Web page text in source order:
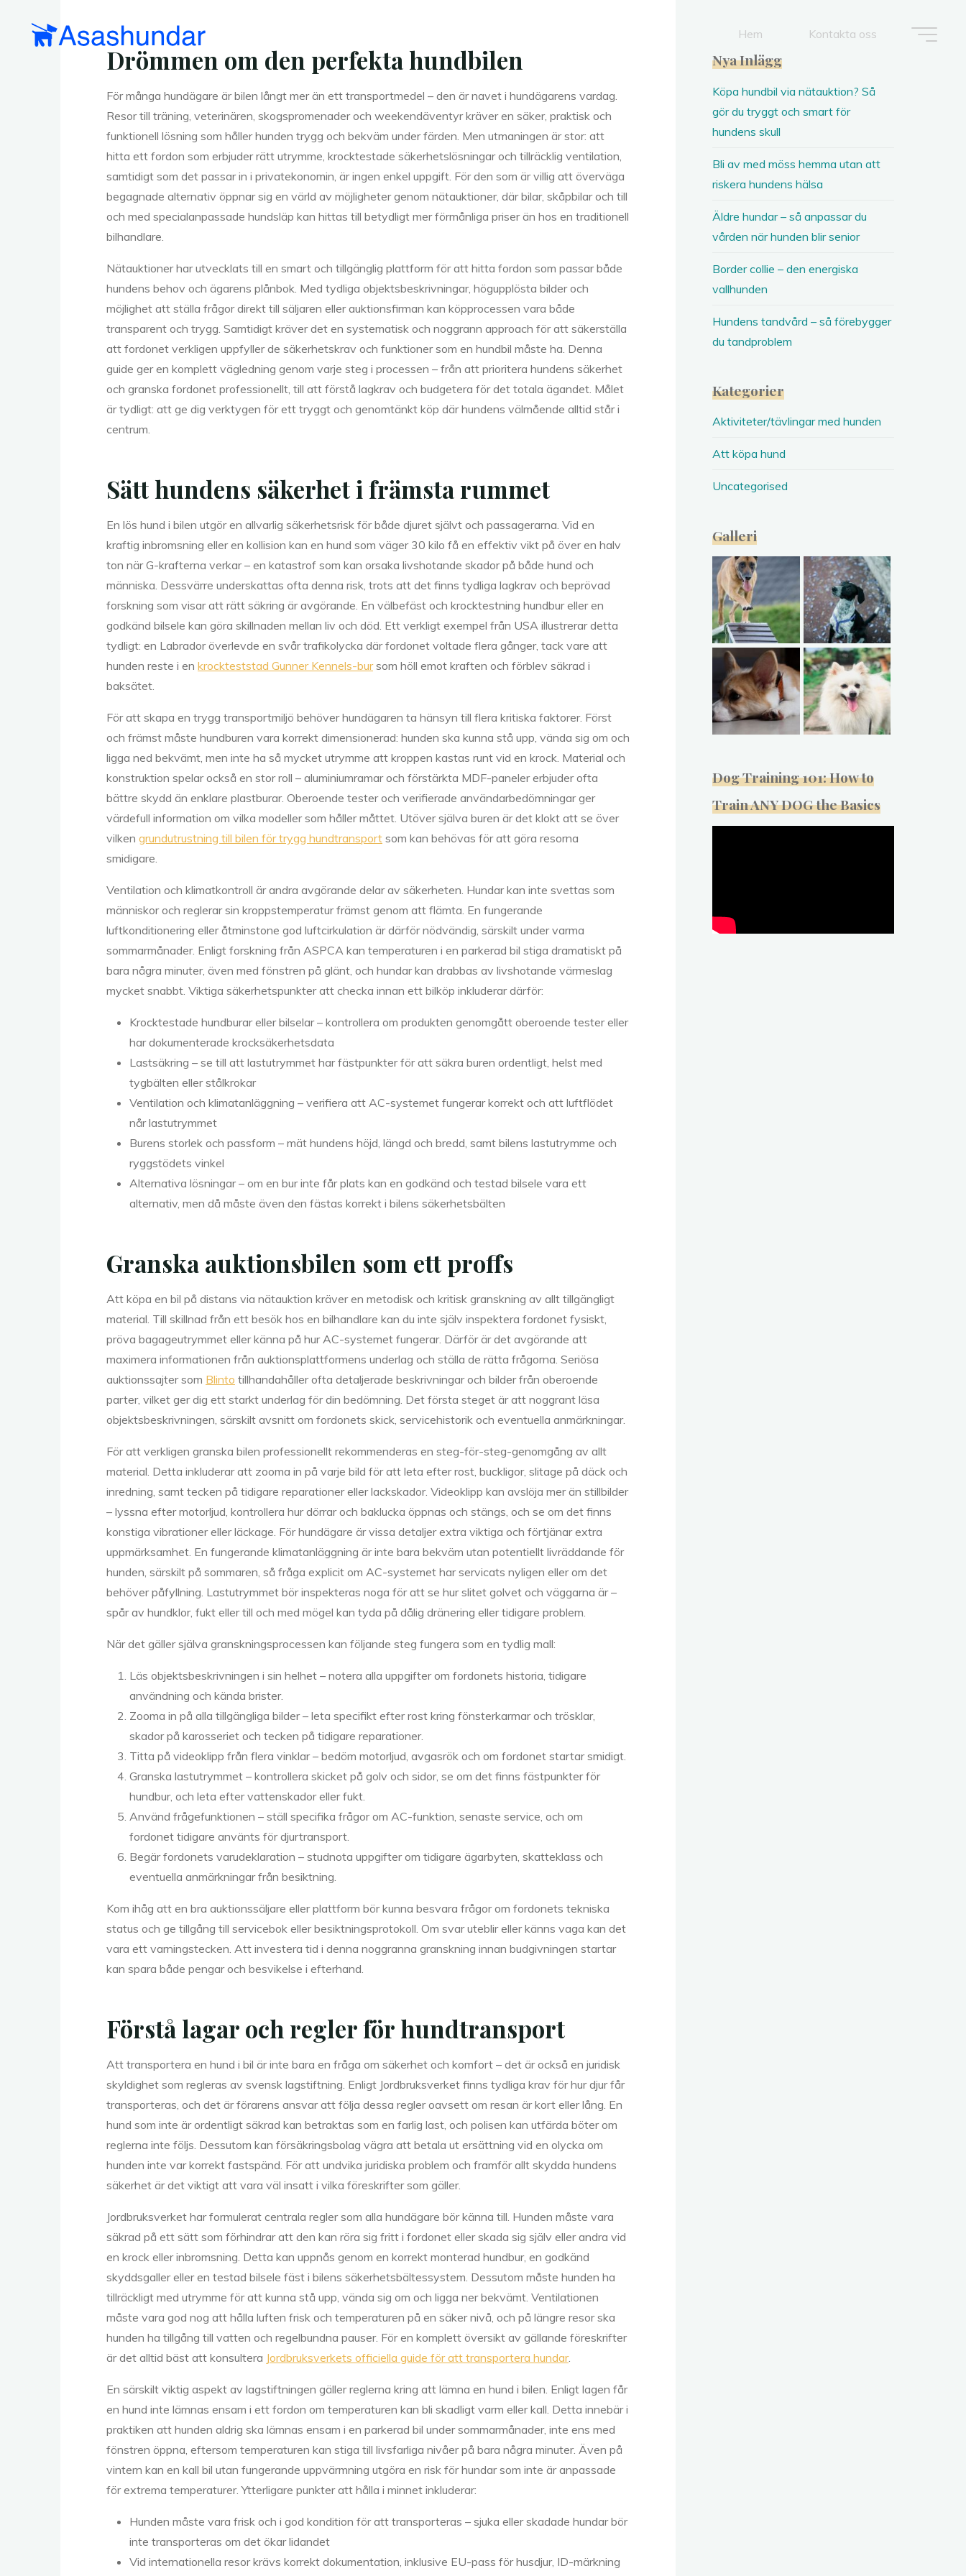
content
Hem Kontakta oss
Drömmen om den perfekta hundbilen
För många hundägare är bilen långt mer än ett transportmedel – den är navet i hundägarens vardag.
Resor till träning, veterinären, skogspromenader och weekendäventyr kräver en säker, praktisk och
funktionell lösning som håller hunden trygg och bekväm under färden. Men utmaningen är stor: att
hitta ett fordon som erbjuder rätt utrymme, krocktestade säkerhetslösningar och tillräcklig ventilation,
samtidigt som det passar in i privatekonomin, är ingen enkel uppgift. För den som är villig att överväga
begagnade alternativ öppnar sig en värld av möjligheter genom nätauktioner, där bilar, skåpbilar och till
och med specialanpassade hundsläp kan hittas till betydligt mer förmånliga priser än hos en traditionell
bilhandlare.
Nätauktioner har utvecklats till en smart och tillgänglig plattform för att hitta fordon som passar både
hundens behov och ägarens plånbok. Med tydliga objektsbeskrivningar, högupplösta bilder och
möjlighet att ställa frågor direkt till säljaren eller auktionsfirman kan köpprocessen vara både
transparent och trygg. Samtidigt kräver det en systematisk och noggrann approach för att säkerställa
att fordonet verkligen uppfyller de säkerhetskrav och funktioner som en hundbil måste ha. Denna
guide ger en komplett vägledning genom varje steg i processen – från att prioritera hundens säkerhet
och granska fordonet professionellt, till att förstå lagkrav och budgetera för det totala ägandet. Målet
är tydligt: att ge dig verktygen för ett tryggt och genomtänkt köp där hundens välmående alltid står i
centrum.
Sätt hundens säkerhet i främsta rummet
En lös hund i bilen utgör en allvarlig säkerhetsrisk för både djuret självt och passagerarna. Vid en
kraftig inbromsning eller en kollision kan en hund som väger 30 kilo få en effektiv vikt på över en halv
ton när G-krafterna verkar – en katastrof som kan orsaka livshotande skador på både hund och
människa. Dessvärre underskattas ofta denna risk, trots att det finns tydliga lagkrav och beprövad
forskning som visar att rätt säkring är avgörande. En välbefäst och krocktestning hundbur eller en
godkänd bilsele kan göra skillnaden mellan liv och död. Ett verkligt exempel från USA illustrerar detta
tydligt: en Labrador överlevde en svår trafikolycka där fordonet voltade flera gånger, tack vare att
hunden reste i en krockteststad Gunner Kennels-bursom höll emot kraften och förblev säkrad i
baksätet.
För att skapa en trygg transportmiljö behöver hundägaren ta hänsyn till flera kritiska faktorer. Först
och främst måste hundburen vara korrekt dimensionerad: hunden ska kunna stå upp, vända sig om och
ligga ned bekvämt, men inte ha så mycket utrymme att kroppen kastas runt vid en krock. Material och
konstruktion spelar också en stor roll – aluminiumramar och förstärkta MDF-paneler erbjuder ofta
bättre skydd än enklare plastburar. Oberoende tester och verifierade användarbedömningar ger
värdefull information om vilka modeller som håller måttet. Utöver själva buren är det klokt att se över
vilken grundutrustning till bilen för trygg hundtransport som kan behövas för att göra resorna
smidigare.
Ventilation och klimatkontroll är andra avgörande delar av säkerheten. Hundar kan inte svettas som
människor och reglerar sin kroppstemperatur främst genom att flämta. En fungerande
luftkonditionering eller åtminstone god luftcirkulation är därför nödvändig, särskilt under varma
sommarmånader. Enligt forskning från ASPCA kan temperaturen i en parkerad bil stiga dramatiskt på
bara några minuter, även med fönstren på glänt, och hundar kan drabbas av livshotande värmeslag
mycket snabbt. Viktiga säkerhetspunkter att checka innan ett bilköp inkluderar därför:
Krocktestade hundburar eller bilselar – kontrollera om produkten genomgått oberoende tester eller
har dokumenterade krocksäkerhetsdata
Lastsäkring – se till att lastutrymmet har fästpunkter för att säkra buren ordentligt, helst med
tygbälten eller stålkrokar
Ventilation och klimatanläggning – verifiera att AC-systemet fungerar korrekt och att luftflödet
når lastutrymmet
Burens storlek och passform – mät hundens höjd, längd och bredd, samt bilens lastutrymme och
ryggstödets vinkel
Alternativa lösningar – om en bur inte får plats kan en godkänd och testad bilsele vara ett
alternativ, men då måste även den fästas korrekt i bilens säkerhetsbälten
Granska auktionsbilen som ett proffs
Att köpa en bil på distans via nätauktion kräver en metodisk och kritisk granskning av allt tillgängligt
material. Till skillnad från ett besök hos en bilhandlare kan du inte själv inspektera fordonet fysiskt,
pröva bagageutrymmet eller känna på hur AC-systemet fungerar. Därför är det avgörande att
maximera informationen från auktionsplattformens underlag och ställa de rätta frågorna. Seriösa
auktionssajter som Blinto tillhandahåller ofta detaljerade beskrivningar och bilder från oberoende
parter, vilket ger dig ett starkt underlag för din bedömning. Det första steget är att noggrant läsa
objektsbeskrivningen, särskilt avsnitt om fordonets skick, servicehis­torik och eventuella anmärkningar.
För att verkligen granska bilen professionellt rekommenderas en steg-för-steg-genomgång av allt
material. Detta inkluderar att zooma in på varje bild för att leta efter rost, buckligor, slitage på däck och
inredning, samt tecken på tidigare reparationer eller lackskador. Videoklipp kan avslöja mer än stillbilder
– lyssna efter motorljud, kontrollera hur dörrar och baklucka öppnas och stängs, och se om det finns
konstiga vibrationer eller läckage. För hundägare är vissa detaljer extra viktiga och förtjänar extra
uppmärksamhet. En fungerande klimatanläggning är inte bara bekväm utan potentiellt livräddande för
hunden, särskilt på sommaren, så fråga explicit om AC-systemet har servicats nyligen eller om det
behöver påfyllning. Lastutrymmet bör inspekteras noga för att se hur slitet golvet och väggarna är –
spår av hundklor, fukt eller till och med mögel kan tyda på dålig dränering eller tidigare problem.
När det gäller själva granskningsprocessen kan följande steg fungera som en tydlig mall:
Läs objektsbeskrivningen i sin helhet – notera alla uppgifter om fordonets historia, tidigare
användning och kända brister.
Zooma in på alla tillgängliga bilder – leta specifikt efter rost kring fönsterkarmar och trösklar,
skador på karosseriet och tecken på tidigare reparationer.
Titta på videoklipp från flera vinklar – bedöm motorljud, avgasrök och om fordonet startar smidigt.
Granska lastutrymmet – kontrollera skicket på golv och sidor, se om det finns fästpunkter för
hundbur, och leta efter vattenskador eller fukt.
Använd frågefunktionen – ställ specifika frågor om AC-funktion, senaste service, och om
fordonet tidigare använts för djurtransport.
Begär fordonets varudeklaration – studnota uppgifter om tidigare ägarbyten, skatteklass och
eventuella anmärkningar från besiktning.
Kom ihåg att en bra auktionssäljare eller plattform bör kunna besvara frågor om fordonets tekniska
status och ge tillgång till servicebok eller besiktningsprotokoll. Om svar uteblir eller känns vaga kan det
vara ett varningstecken. Att investera tid i denna noggranna granskning innan budgivningen startar
kan spara både pengar och besvikelse i efterhand.
Förstå lagar och regler för hundtransport
Att transportera en hund i bil är inte bara en fråga om säkerhet och komfort – det är också en juridisk
skyldighet som regleras av svensk lagstiftning. Enligt Jordbruksverket finns tydliga krav för hur djur får
transporteras, och det är förarens ansvar att följa dessa regler oavsett om resan är kort eller lång. En
hund som inte är ordentligt säkrad kan betraktas som en farlig last, och polisen kan utfärda böter om
reglerna inte följs. Dessutom kan försäkringsbolag vägra att betala ut ersättning vid en olycka om
hunden inte var korrekt fastspänd. För att undvika juridiska problem och framför allt skydda hundens
säkerhet är det viktigt att vara väl insatt i vilka föreskrifter som gäller.
Jordbruksverket har formulerat centrala regler som alla hundägare bör känna till. Hunden måste vara
säkrad på ett sätt som förhindrar att den kan röra sig fritt i fordonet eller skada sig själv eller andra vid
en krock eller inbromsning. Detta kan uppnås genom en korrekt monterad hundbur, en godkänd
skyddsgaller eller en testad bilsele fäst i bilens säkerhetsbältessystem. Dessutom måste hunden ha
tillräckligt med utrymme för att kunna stå upp, vända sig om och ligga ner bekvämt. Ventilationen
måste vara god nog att hålla luften frisk och temperaturen på en säker nivå, och på längre resor ska
hunden ha tillgång till vatten och regelbundna pauser. För en komplett översikt av gällande föreskrifter
är det alltid bäst att konsultera Jordbruksverkets officiella guide för att transportera hundar.
En särskilt viktig aspekt av lagstiftningen gäller reglerna kring att lämna en hund i bilen. Enligt lagen får
en hund inte lämnas ensam i ett fordon om temperaturen kan bli skadligt varm eller kall. Detta innebär i
praktiken att hunden aldrig ska lämnas ensam i en parkerad bil under sommarmånader, inte ens med
fönstren öppna, eftersom temperaturen kan stiga till livsfarliga nivåer på bara några minuter. Även på
vintern kan en kall bil utan fungerande uppvärmning utgöra en risk för hundar som inte är anpassade
för extrema temperaturer. Ytterligare punkter att hålla i minnet inkluderar:
Hunden måste vara frisk och i god kondition för att transporteras – sjuka eller skadade hundar bör
inte transporteras om det ökar lidandet
Vid internationella resor krävs korrekt dokumentation, inklusive EU-pass för husdjur, ID-märkning
Nya Inlägg
Köpa hundbil via nätauktion? Så
gör du tryggt och smart för
hundens skull
Bli av med möss hemma utan att
riskera hundens hälsa
Äldre hundar – så anpassar du
vården när hunden blir senior
Border collie – den energiska
vallhunden
Hundens tandvård – så förebygger
du tandproblem
Kategorier
Aktiviteter/tävlingar med hunden
Att köpa hund
Uncategorised
Galleri
Dog Training 101: How to
Train ANY DOG the Basics